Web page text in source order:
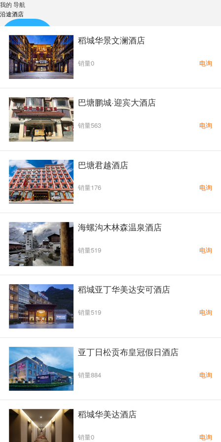
我的 导航
沿途酒店
自驾线路
租车包车
实时路况
目的地
私人定制
稻城华景文澜酒店
销量0 电询
巴塘鹏城·迎宾大酒店
销量563 电询
巴塘君越酒店
销量176 电询
海螺沟木林森温泉酒店
销量519 电询
稻城亚丁华美达安可酒店
销量519 电询
亚丁日松贡布皇冠假日酒店
销量884 电询
稻城华美达酒店
销量0 电询